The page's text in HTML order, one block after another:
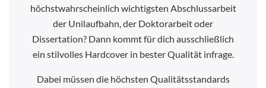
höchstwahrscheinlich wichtigsten Abschlussarbeit
der Unilaufbahn, der Doktorarbeit oder
Dissertation? Dann kommt für dich ausschließlich
ein stilvolles Hardcover in bester Qualität infrage.
Dabei müssen die höchsten Qualitätsstandards